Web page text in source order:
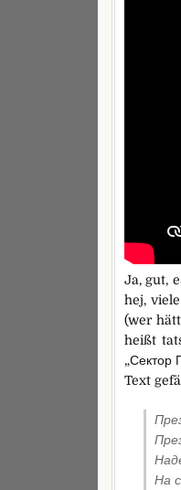
Ja, gut,
hej,
(wer
heißt
„Сектор
Text
На